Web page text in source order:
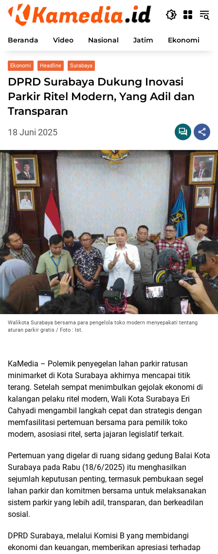
Langsung
konten
Beranda Video Nasional Jatim Ekonomi
Ekonomi Headline Surabaya
DPRD Surabaya Dukung Inovasi
Parkir Ritel Modern, Yang Adil dan
Transparan
18 Juni 2025
Walikota Surabaya bersama para pengelola toko modern menyepakati tentang
aturan parkir gratis / Foto : Ist.
KaMedia – Polemik penyegelan lahan parkir ratusan
minimarket di Kota Surabaya akhirnya mencapai titik
terang. Setelah sempat menimbulkan gejolak ekonomi di
kalangan pelaku ritel modern, Wali Kota Surabaya Eri
Cahyadi mengambil langkah cepat dan strategis dengan
memfasilitasi pertemuan bersama para pemilik toko
modern, asosiasi ritel, serta jajaran legislatif terkait.
Pertemuan yang digelar di ruang sidang gedung Balai Kota
Surabaya pada Rabu (18/6/2025) itu menghasilkan
sejumlah keputusan penting, termasuk pembukaan segel
lahan parkir dan komitmen bersama untuk melaksanakan
sistem parkir yang lebih adil, transparan, dan berkeadilan
sosial.
DPRD Surabaya, melalui Komisi B yang membidangi
ekonomi dan keuangan, memberikan apresiasi terhadap